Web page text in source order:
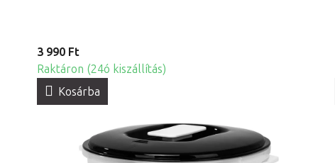
3 990 Ft
Raktáron (24ó kiszállítás)
Kosárba